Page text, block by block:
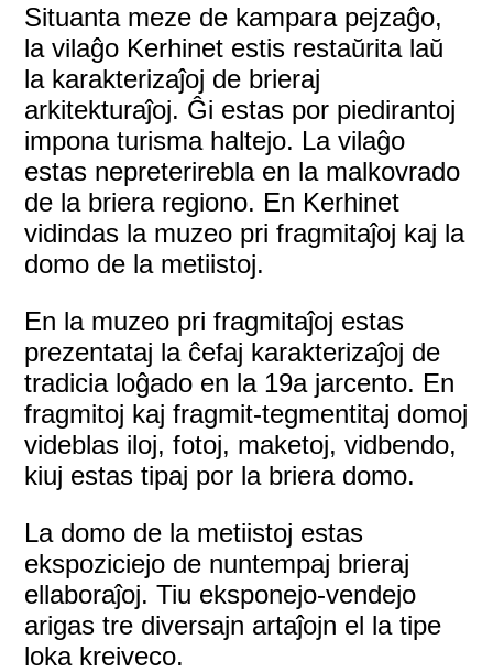
Situanta meze de kampara pejzaĝo,
la vilaĝo Kerhinet estis restaŭrita laŭ
la karakterizaĵoj de brieraj
arkitekturaĵoj. Ĝi estas por piedirantoj
impona turisma haltejo. La vilaĝo
estas nepreterirebla en la malkovrado
de la briera regiono. En Kerhinet
vidindas la muzeo pri fragmitaĵoj kaj la
domo de la metiistoj.
En la muzeo pri fragmitaĵoj estas
prezentataj la ĉefaj karakterizaĵoj de
tradicia loĝado en la 19a jarcento. En
fragmitoj kaj fragmit-tegmentitaj domoj
videblas iloj, fotoj, maketoj, vidbendo,
kiuj estas tipaj por la briera domo.
La domo de la metiistoj estas
ekspoziciejo de nuntempaj brieraj
ellaboraĵoj. Tiu eksponejo-vendejo
arigas tre diversajn artaĵojn el la tipe
loka kreiveco.